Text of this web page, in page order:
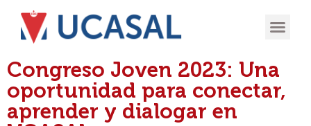
Congreso Joven 2023: Una
oportunidad para conectar,
aprender y dialogar en